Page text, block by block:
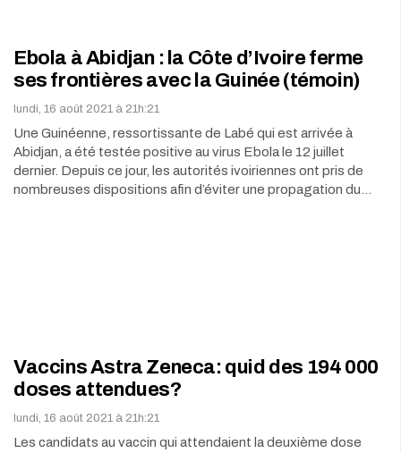
Ebola à Abidjan : la Côte d’Ivoire ferme
ses frontières avec la Guinée (témoin)
lundi, 16 août 2021 à 21h:21
Une Guinéenne, ressortissante de Labé qui est arrivée à
Abidjan, a été testée positive au virus Ebola le 12 juillet
dernier. Depuis ce jour, les autorités ivoiriennes ont pris de
nombreuses dispositions afin d’éviter une propagation du…
Vaccins Astra Zeneca: quid des 194 000
doses attendues?
lundi, 16 août 2021 à 21h:21
Les candidats au vaccin qui attendaient la deuxième dose